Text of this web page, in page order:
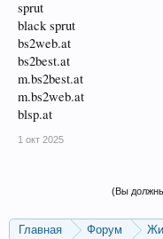
sprut
black sprut
bs2web.at
bs2best.at
m.bs2best.at
m.bs2web.at
blsp.at
1 окт 2025
(Вы должны
Главная Форум